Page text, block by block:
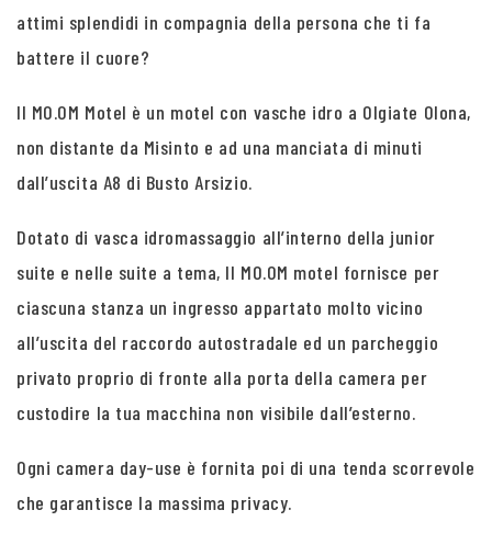
attimi splendidi in compagnia della persona che ti fa
battere il cuore?
Il MO.OM Motel è un motel con vasche idro a Olgiate Olona,
non distante da Misinto e ad una manciata di minuti
dall’uscita A8 di Busto Arsizio.
Dotato di vasca idromassaggio all’interno della junior
suite e nelle suite a tema, Il MO.OM motel fornisce per
ciascuna stanza un ingresso appartato molto vicino
all’uscita del raccordo autostradale ed un parcheggio
privato proprio di fronte alla porta della camera per
custodire la tua macchina non visibile dall’esterno.
Ogni camera day-use è fornita poi di una tenda scorrevole
che garantisce la massima privacy.